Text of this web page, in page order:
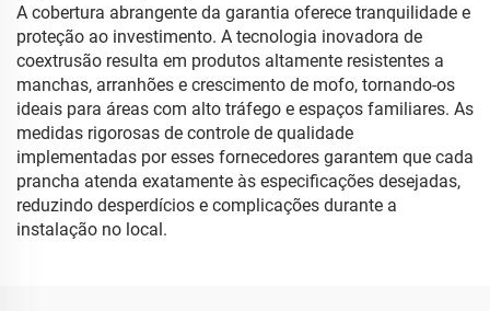
A cobertura abrangente da garantia oferece tranquilidade e
proteção ao investimento. A tecnologia inovadora de
coextrusão resulta em produtos altamente resistentes a
manchas, arranhões e crescimento de mofo, tornando-os
ideais para áreas com alto tráfego e espaços familiares. As
medidas rigorosas de controle de qualidade
implementadas por esses fornecedores garantem que cada
prancha atenda exatamente às especificações desejadas,
reduzindo desperdícios e complicações durante a
instalação no local.